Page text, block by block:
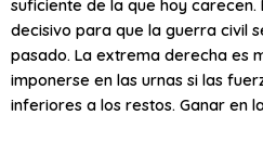
suficiente de la que hoy
decisivo para que la guerra civil
pasado. La extrema derecha es
imponerse en las urnas si las
inferiores a los restos. Ganar en